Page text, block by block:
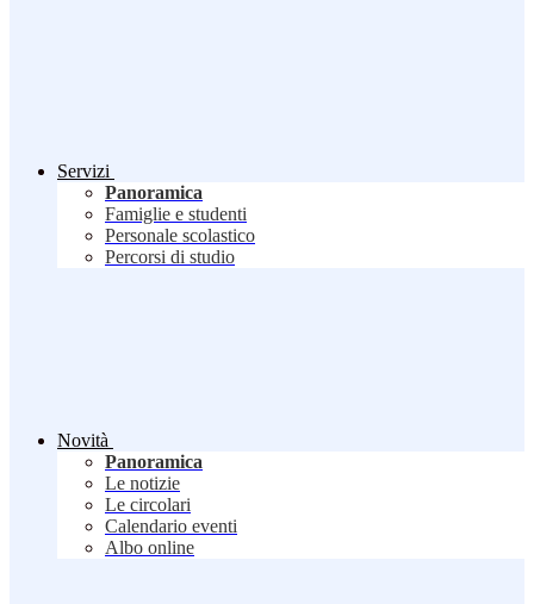
Servizi
Panoramica
Famiglie e studenti
Personale scolastico
Percorsi di studio
Novità
Panoramica
Le notizie
Le circolari
Calendario eventi
Albo online